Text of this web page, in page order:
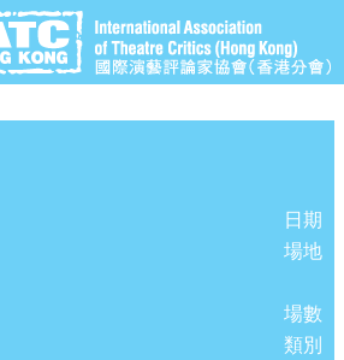
日期
場地
場數
類別